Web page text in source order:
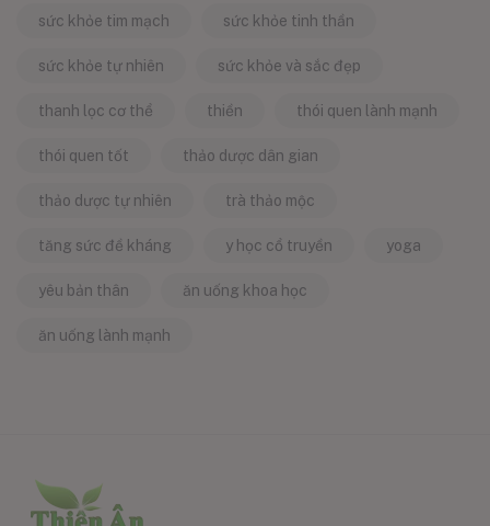
sức khỏe tim mạch sức khỏe tinh thần
sức khỏe tự nhiên sức khỏe và sắc đẹp
thanh lọc cơ thể thiền thói quen lành mạnh
thói quen tốt thảo dược dân gian
thảo dược tự nhiên trà thảo mộc
tăng sức đề kháng y học cổ truyền yoga
yêu bản thân ăn uống khoa học
ăn uống lành mạnh